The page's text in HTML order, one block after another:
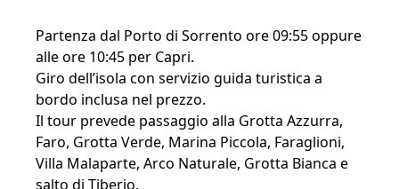
Partenza dal Porto di Sorrento ore 09:55 oppure
alle ore 10:45 per Capri.
Giro dell’isola con servizio guida turistica a
bordo inclusa nel prezzo.
Il tour prevede passaggio alla Grotta Azzurra,
Faro, Grotta Verde, Marina Piccola, Faraglioni,
Villa Malaparte, Arco Naturale, Grotta Bianca e
salto di Tiberio.